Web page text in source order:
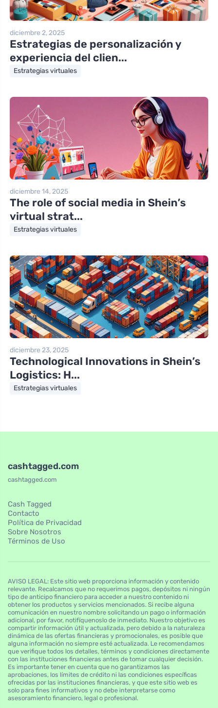
diciembre 2, 2025
Estrategias de personalización y
experiencia del clien...
Estrategias virtuales
diciembre 14, 2025
The role of social media in Shein’s
virtual strat...
Estrategias virtuales
diciembre 23, 2025
Technological Innovations in Shein’s
Logistics: H...
Estrategias virtuales
cashtagged.com
cashtagged.com
Cash Tagged
Contacto
Política de Privacidad
Sobre Nosotros
Términos de Uso
AVISO LEGAL: Este sitio web proporciona información y contenido
relevante. Recalcamos que no requerimos pagos, depósitos ni ningún
tipo de anticipo financiero para acceder a nuestro contenido ni
obtener los productos y servicios mencionados. Si recibe alguna
comunicación en nuestro nombre solicitando un pago o información
adicional, por favor, notifíquenoslo de inmediato. Nuestro objetivo es
compartir información útil y actualizada, pero debido a la naturaleza
dinámica de las ofertas financieras y promocionales, es posible que
alguna información no siempre esté actualizada. Le recomendamos
que verifique todos los detalles, términos y condiciones directamente
con las instituciones financieras antes de tomar cualquier decisión.
Es importante tener en cuenta que no garantizamos las
aprobaciones, los límites de crédito ni las condiciones específicas
ofrecidas por las instituciones financieras, y que este sitio web es
solo para fines informativos y no debe interpretarse como
asesoramiento financiero, legal o profesional.